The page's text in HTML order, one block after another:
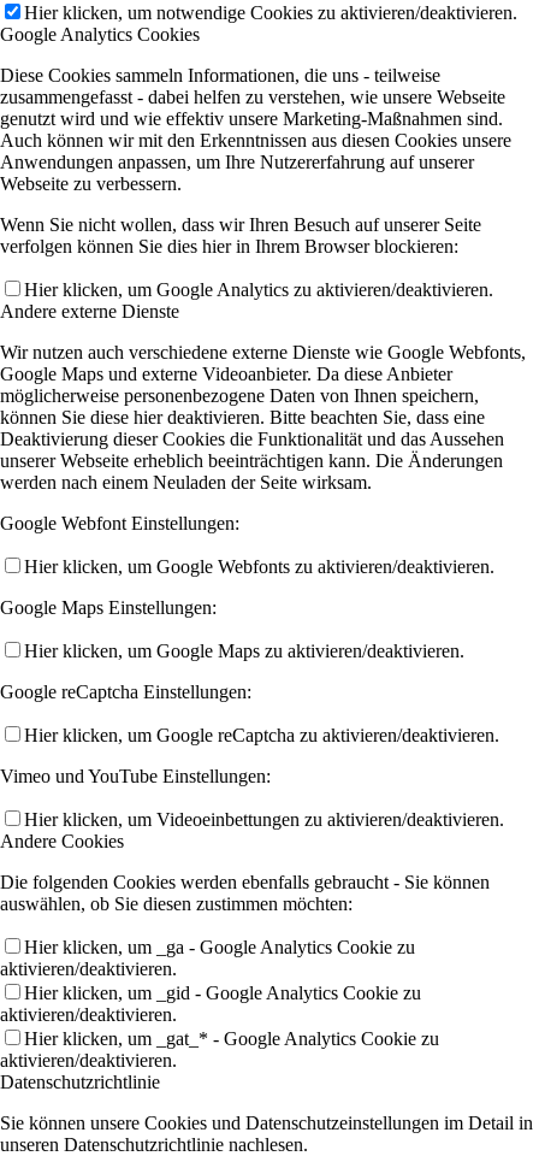
Hier klicken, um notwendige Cookies zu aktivieren/deaktivieren.
Google Analytics Cookies
Diese Cookies sammeln Informationen, die uns - teilweise
zusammengefasst - dabei helfen zu verstehen, wie unsere Webseite
genutzt wird und wie effektiv unsere Marketing-Maßnahmen sind.
Auch können wir mit den Erkenntnissen aus diesen Cookies unsere
Anwendungen anpassen, um Ihre Nutzererfahrung auf unserer
Webseite zu verbessern.
Wenn Sie nicht wollen, dass wir Ihren Besuch auf unserer Seite
verfolgen können Sie dies hier in Ihrem Browser blockieren:
Hier klicken, um Google Analytics zu aktivieren/deaktivieren.
Andere externe Dienste
Wir nutzen auch verschiedene externe Dienste wie Google Webfonts,
Google Maps und externe Videoanbieter. Da diese Anbieter
möglicherweise personenbezogene Daten von Ihnen speichern,
können Sie diese hier deaktivieren. Bitte beachten Sie, dass eine
Deaktivierung dieser Cookies die Funktionalität und das Aussehen
unserer Webseite erheblich beeinträchtigen kann. Die Änderungen
werden nach einem Neuladen der Seite wirksam.
Google Webfont Einstellungen:
Hier klicken, um Google Webfonts zu aktivieren/deaktivieren.
Google Maps Einstellungen:
Hier klicken, um Google Maps zu aktivieren/deaktivieren.
Google reCaptcha Einstellungen:
Hier klicken, um Google reCaptcha zu aktivieren/deaktivieren.
Vimeo und YouTube Einstellungen:
Hier klicken, um Videoeinbettungen zu aktivieren/deaktivieren.
Andere Cookies
Die folgenden Cookies werden ebenfalls gebraucht - Sie können
auswählen, ob Sie diesen zustimmen möchten:
Hier klicken, um _ga - Google Analytics Cookie zu
aktivieren/deaktivieren.
Hier klicken, um _gid - Google Analytics Cookie zu
aktivieren/deaktivieren.
Hier klicken, um _gat_* - Google Analytics Cookie zu
aktivieren/deaktivieren.
Datenschutzrichtlinie
Sie können unsere Cookies und Datenschutzeinstellungen im Detail in
unseren Datenschutzrichtlinie nachlesen.